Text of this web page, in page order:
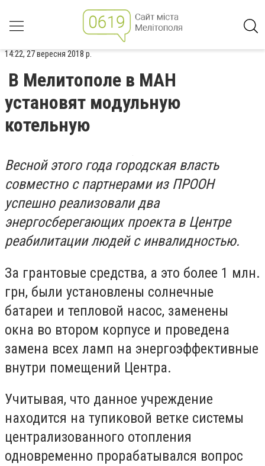
14:22, 27 вересня 2018 р.
В Мелитополе в МАН
установят модульную
котельную
Весной этого года городская власть
совместно с партнерами из ПРООН
успешно реализовали два
энергосберегающих проекта в Центре
реабилитации людей с инвалидностью.
За грантовые средства, а это более 1 млн.
грн, были установлены солнечные
батареи и тепловой насос, заменены
окна во втором корпусе и проведена
замена всех ламп на энергоэффективные
внутри помещений Центра.
Учитывая, что данное учреждение
находится на тупиковой ветке системы
централизованного отопления
одновременно прорабатывался вопрос